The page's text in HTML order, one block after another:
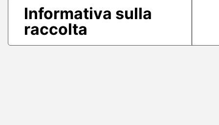
Informativa sulla
raccolta